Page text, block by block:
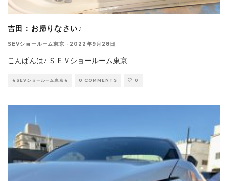
吉田：お帰りなさい♪
SEVショールーム東京 · 2022年9月28日
こんばんは♪ ＳＥＶショールーム東京
★SEVショールーム東京★ 0 COMMENTS 0